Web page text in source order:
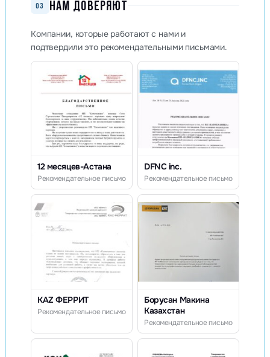
03 НАМ ДОВЕРЯЮТ
Компании, которые работают с нами и
подтвердили это рекомендательными письмами.
12 месяцев-Астана
Рекомендательное письмо
DFNC inc.
Рекомендательное письмо
KAZ ФЕРРИТ
Рекомендательное письмо
Борусан Макина
Казахстан
Рекомендательное письмо